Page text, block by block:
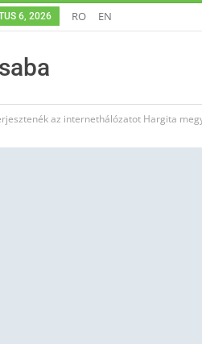
6, 2026 RO EN
az internethálózatot Hargita